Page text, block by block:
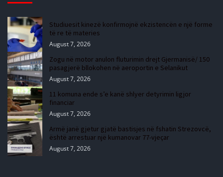
Studiuesit kinezë konfirmojnë ekzistencën e një forme
të re të materies
August 7, 2026
Zogu në motor anulon fluturimin drejt Gjermanisë/ 150
pasagjerë bllokohen në aeroportin e Selanikut
August 7, 2026
11 komuna ende s’e kanë shlyer detyrimin ligjor
financiar
August 7, 2026
Armë janë gjetur gjatë bastisjes në fshatin Strezovcë,
është arrestuar një kumanovar 77-vjeçar
August 7, 2026